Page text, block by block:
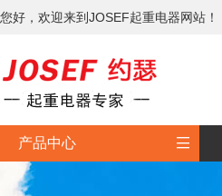
您好，欢迎来到JOSEF起重电器网站！
产品中心 